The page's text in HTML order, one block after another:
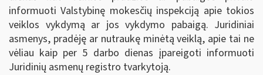
informuoti Valstybinę mokesčių inspekciją apie tokios
veiklos vykdymą ar jos vykdymo pabaigą. Juridiniai
asmenys, pradėję ar nutraukę minėtą veiklą, apie tai ne
vėliau kaip per 5 darbo dienas įpareigoti informuoti
Juridinių asmenų registro tvarkytoją.